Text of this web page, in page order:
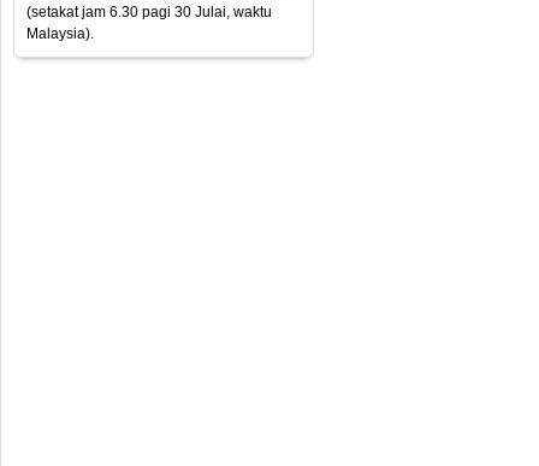
(setakat jam 6.30 pagi 30 Julai, waktu
Malaysia).